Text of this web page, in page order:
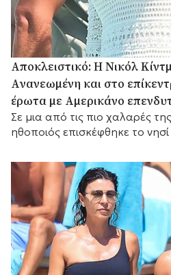
Αποκλειστικό: Η Νικόλ
Aνανεωμένη και στο
έρωτα με Αμερικάνο
Σε μια από τις πιο χαλαρές
ηθοποιός επισκέφθηκε το
καλλιτέχνη Μάρκο Περέγκο.